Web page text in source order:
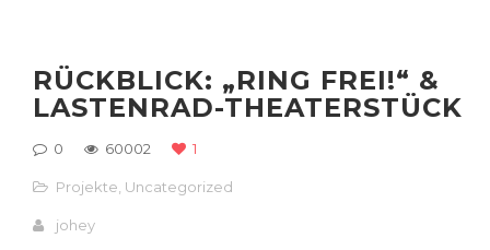
RÜCKBLICK: „RING FREI!“ &
LASTENRAD-THEATERSTÜCK
0 60002 1
Projekte Uncategorized
johey